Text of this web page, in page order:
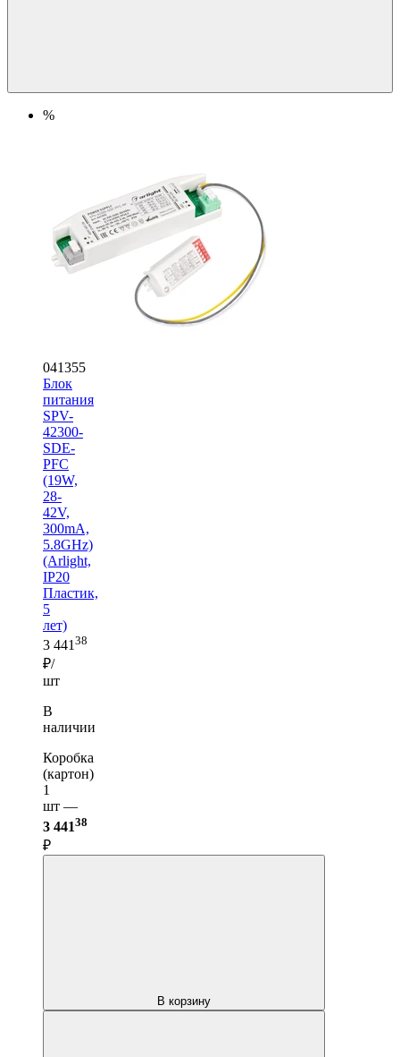
%
041355
Блок
питания
SPV-
42300-
SDE-
PFC
(19W,
28-
42V,
300mA,
5.8GHz)
(Arlight,
IP20
Пластик,
5
лет)
3 441 38
₽/
шт
В
наличии
Коробка
(картон)
1
шт —
3 44138
₽
В корзину